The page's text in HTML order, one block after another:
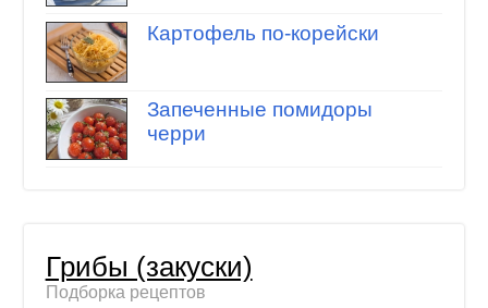
Картофель по-корейски
Запеченные помидоры
черри
Грибы (закуски)
Подборка рецептов